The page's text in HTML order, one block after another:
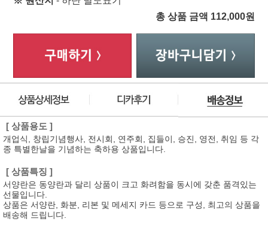
총 상품 금액 112,000원
[ 상품용도 ]
개업식, 창립기념행사, 전시회, 연주회, 집들이, 승진, 영전, 취임 등 각
종 특별한날을 기념하는 축하용 상품입니다.
[ 상품특징 ]
서양란은 동양란과 달리 상품이 크고 화려함을 동시에 갖춘 품격있는
선물입니다.
상품은 서양란, 화분, 리본 및 메세지 카드 등으로 구성, 최고의 상품을
배송해 드립니다.